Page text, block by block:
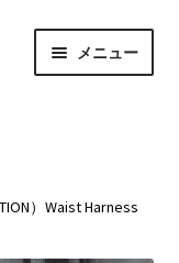
メニュー
）Waist Harness